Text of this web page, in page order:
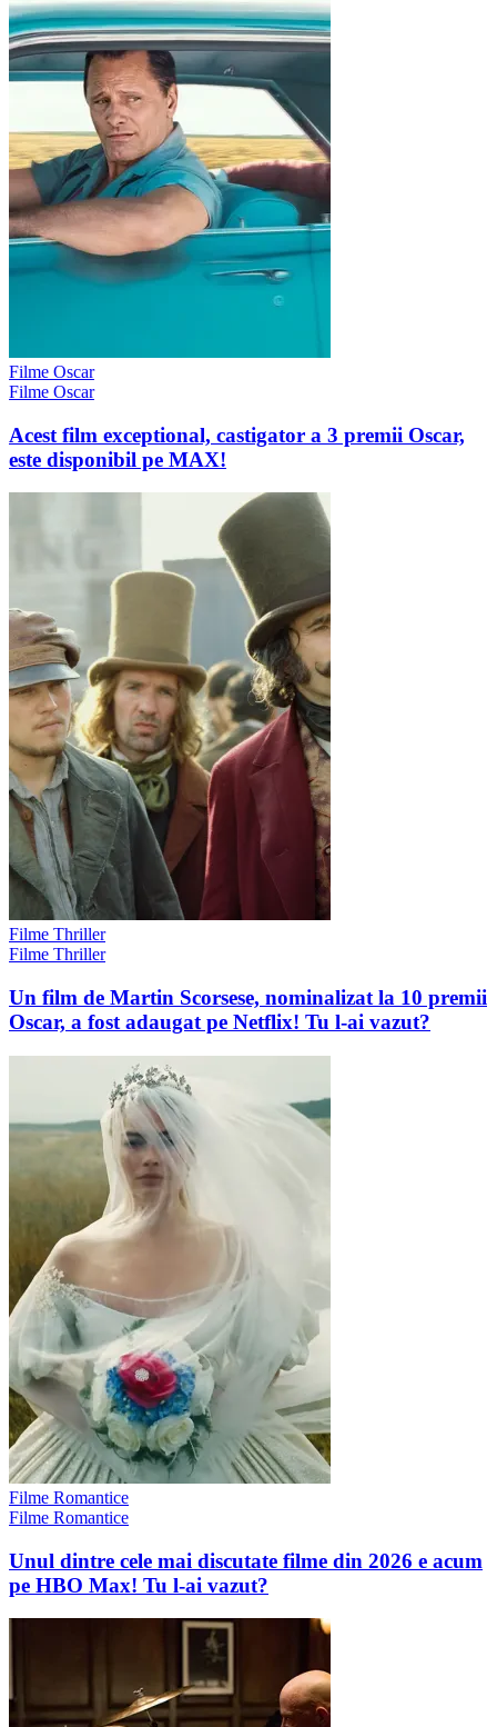
Filme Oscar
Filme Oscar
Acest film exceptional, castigator a 3 premii Oscar,
este disponibil pe MAX!
Filme Thriller
Filme Thriller
Un film de Martin Scorsese, nominalizat la 10 premii
Oscar, a fost adaugat pe Netflix! Tu l-ai vazut?
Filme Romantice
Filme Romantice
Unul dintre cele mai discutate filme din 2026 e acum
pe HBO Max! Tu l-ai vazut?